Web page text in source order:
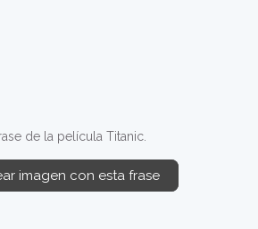
de la película Titanic.
imagen con esta frase